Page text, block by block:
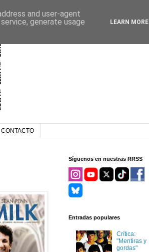
CONTACTO
Síguenos en nuestras RRSS
Entradas populares
Crítica:
"Mentiras y
gordas"
and user-agent
generate usage
LEARN MORE